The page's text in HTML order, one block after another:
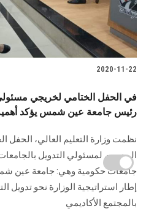
2020-11-22
في الحفل الختامي لخريجي
رئيس جامعة عين شمس يؤكد أهمية
نظمت وزارة التعليم العالي، الحفل
المدربين لمسئولي التدويل
جامعات حكومية وهي: جامعة عين
إطار استراتيجية الوزارة نحو تدويل
بالمجتمع الأكاديمي